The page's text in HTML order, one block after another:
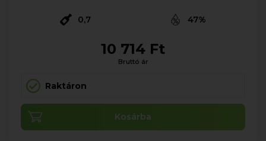
0,7 47%
10 714 Ft
Bruttó ár
Raktáron
Kosárba